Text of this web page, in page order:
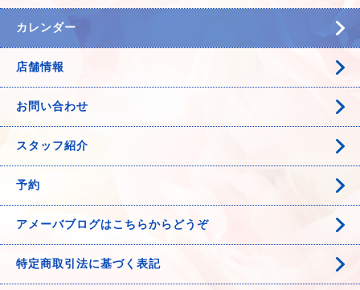
カレンダー
店舗情報
お問い合わせ
スタッフ紹介
予約
アメーバブログはこちらからどうぞ
特定商取引法に基づく表記